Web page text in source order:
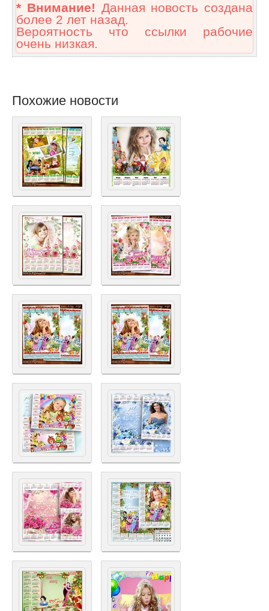
* Внимание! Данная новость создана
более 2 лет назад.
Вероятность что ссылки рабочие
очень низкая.
Похожие новости